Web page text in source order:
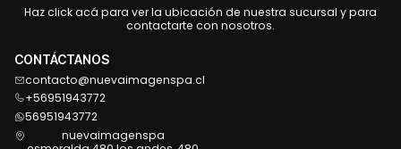
Haz click acá para ver la ubicación de nuestra sucursal y para
contactarte con nosotros.
CONTÁCTANOS
contacto@nuevaimagenspa.cl
+56951943772
56951943772
nuevaimagenspa